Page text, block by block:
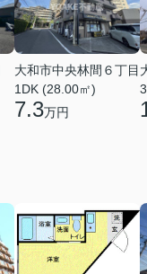
大和市中央林間６丁目
1DK (28.00㎡)
7.3万円